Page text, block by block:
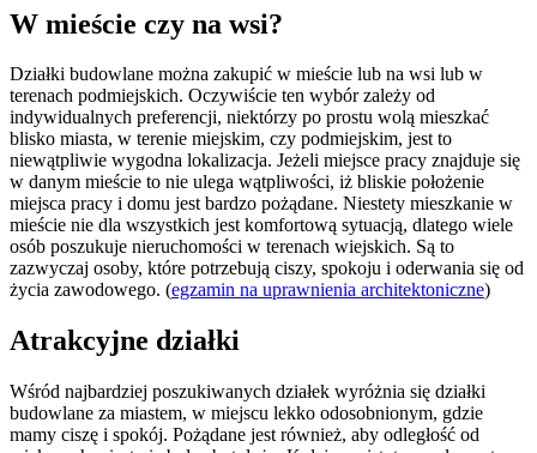
W mieście czy na wsi?
Działki budowlane można zakupić w mieście lub na wsi lub w
terenach podmiejskich. Oczywiście ten wybór zależy od
indywidualnych preferencji, niektórzy po prostu wolą mieszkać
blisko miasta, w terenie miejskim, czy podmiejskim, jest to
niewątpliwie wygodna lokalizacja. Jeżeli miejsce pracy znajduje się
w danym mieście to nie ulega wątpliwości, iż bliskie położenie
miejsca pracy i domu jest bardzo pożądane. Niestety mieszkanie w
mieście nie dla wszystkich jest komfortową sytuacją, dlatego wiele
osób poszukuje nieruchomości w terenach wiejskich. Są to
zazwyczaj osoby, które potrzebują ciszy, spokoju i oderwania się od
życia zawodowego. (egzamin na uprawnienia architektoniczne)
Atrakcyjne działki
Wśród najbardziej poszukiwanych działek wyróżnia się działki
budowlane za miastem, w miejscu lekko odosobnionym, gdzie
mamy ciszę i spokój. Pożądane jest również, aby odległość od